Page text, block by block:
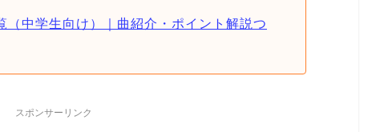
（中学生向け）｜曲紹介・ポイント解説つ
スポンサーリンク